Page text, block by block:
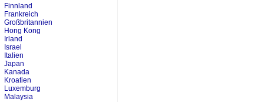
Finnland
Frankreich
Großbritannien
Hong Kong
Irland
Israel
Italien
Japan
Kanada
Kroatien
Luxemburg
Malaysia